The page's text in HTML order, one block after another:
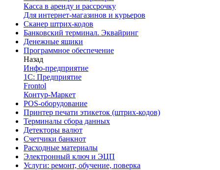
Касса в аренду и рассрочку
Для интернет-магазинов и курьеров
Сканер штрих-кодов
Банковский терминал. Эквайринг
Денежные ящики
Программное обеспечение
Назад
Инфо-предприятие
1С: Предприятие
Frontol
Контур-Маркет
POS-оборудование
Принтер печати этикеток (штрих-кодов)
Терминалы сбора данных
Детекторы валют
Счетчики банкнот
Расходные материалы
Электронный ключ и ЭЦП
Услуги: ремонт, обучение, поверка